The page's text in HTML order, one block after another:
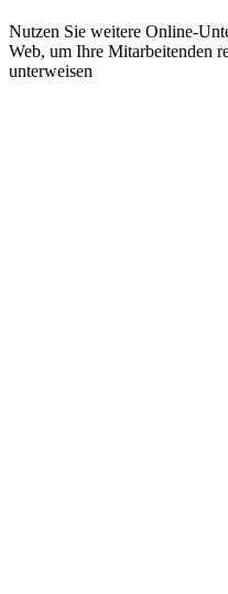
Nutzen Sie weitere Online-
Web, um Ihre Mitarbeitenden
unterweisen